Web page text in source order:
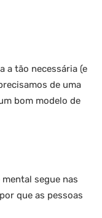
a tão necessária (e
de uma
bom modelo de
segue nas
que as pessoas